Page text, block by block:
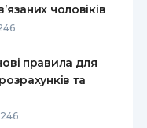
чоловіків
правила для
та